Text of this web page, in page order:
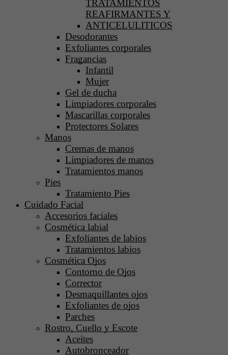
TRATAMIENTOS
REAFIRMANTES Y
ANTICELULITICOS
Desodorantes
Exfoliantes corporales
Fragancias
Infantil
Mujer
Gel de ducha
Limpiadores corporales
Mascarillas corporales
Protectores Solares
Manos
Cremas de manos
Limpiadores de manos
Tratamientos manos
Pies
Tratamiento Pies
Cuidado Facial
Accesorios faciales
Cosmética labial
Exfoliantes de labios
Tratamientos labios
Cosmética Ojos
Contorno de Ojos
Corrector
Desmaquillantes ojos
Exfoliantes de ojos
Parches
Rostro, Cuello y Escote
Aceites
Autobronceador